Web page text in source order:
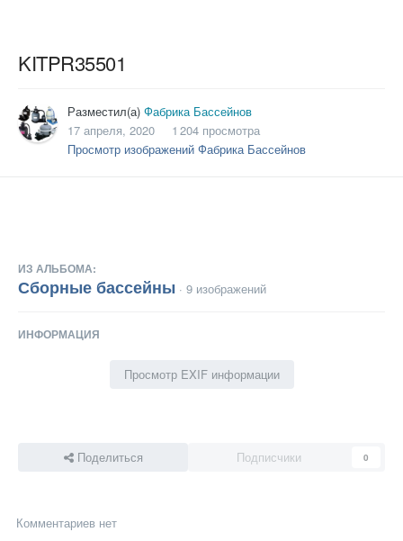
KITPR35501
Разместил(а) Фабрика Бассейнов
17 апреля, 2020
1 204 просмотра
Просмотр изображений Фабрика Бассейнов
ИЗ АЛЬБОМА:
Сборные бассейны · 9 изображений
ИНФОРМАЦИЯ
Просмотр EXIF информации
Поделиться Подписчики 0
Комментариев нет